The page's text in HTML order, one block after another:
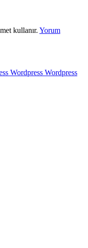
kullanır. Yorum
Wordpress Wordpress